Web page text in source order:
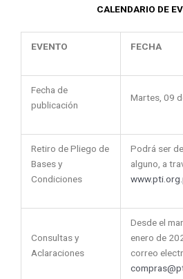
CALENDARIO DE
EVENTO FECHA
Fecha de
publicación
Martes, 09
Retiro de Pliego de
Bases y
Condiciones
Podrá ser
alguno, a
Consultas y
Aclaraciones
Desde el
enero de
correo